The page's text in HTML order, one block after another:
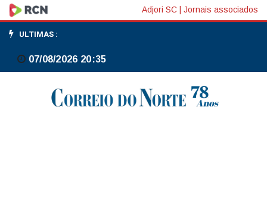
Azul
diz
ao
Adjori SC Jornais associados
ULTIMAS :
07/08/2026 20:35